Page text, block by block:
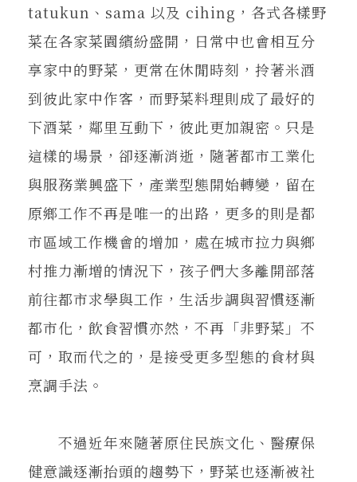
tatukun、sama 以及 cihing，各式各樣野
菜在各家菜園繽紛盛開，日常中也會相互分
享家中的野菜，更常在休閒時刻，拎著米酒
到彼此家中作客，而野菜料理則成了最好的
下酒菜，鄰里互動下，彼此更加親密。只是
這樣的場景，卻逐漸消逝，隨著都市工業化
與服務業興盛下，產業型態開始轉變，留在
原鄉工作不再是唯一的出路，更多的則是都
市區域工作機會的增加，處在城市拉力與鄉
村推力漸增的情況下，孩子們大多離開部落
前往都市求學與工作，生活步調與習慣逐漸
都市化，飲食習慣亦然，不再「非野菜」不
可，取而代之的，是接受更多型態的食材與
烹調手法。
不過近年來隨著原住民族文化、醫療保
健意識逐漸抬頭的趨勢下，野菜也逐漸被社